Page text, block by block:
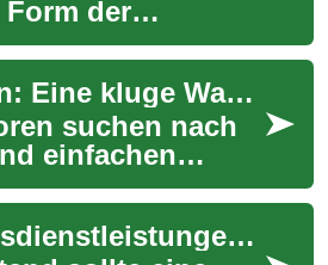
der
bei der Sie Ihr
festgelegten
ei...
Sparkonten: Eine kluge Wahl für Senioren zur Geldanlage
suchen nach
einfachen
ihr Geld
gleichzeitig
zu...
Investitionsdienstleistungen für Senioren: Sichere Geldanlage im Ruhestand